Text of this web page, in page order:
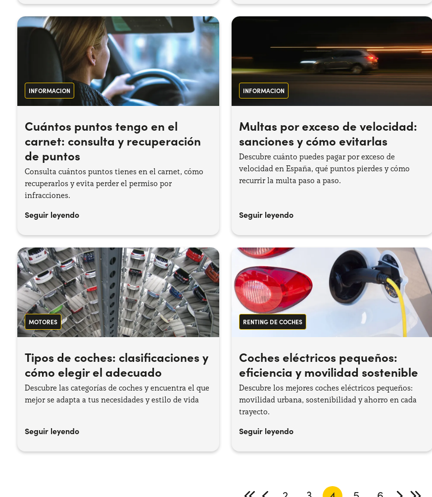
INFORMACION
Cuántos puntos tengo en el
carnet: consulta y recuperación
de puntos
Consulta cuántos puntos tienes en el carnet, cómo
recuperarlos y evita perder el permiso por
infracciones.
Seguir leyendo
INFORMACION
Multas por exceso de velocidad:
sanciones y cómo evitarlas
Descubre cuánto puedes pagar por exceso de
velocidad en España, qué puntos pierdes y cómo
recurrir la multa paso a paso.
Seguir leyendo
MOTORES
Tipos de coches: clasificaciones y
cómo elegir el adecuado
Descubre las categorías de coches y encuentra el que
mejor se adapta a tus necesidades y estilo de vida
Seguir leyendo
RENTING DE COCHES
Coches eléctricos pequeños:
eficiencia y movilidad sostenible
Descubre los mejores coches eléctricos pequeños:
movilidad urbana, sostenibilidad y ahorro en cada
trayecto.
Seguir leyendo